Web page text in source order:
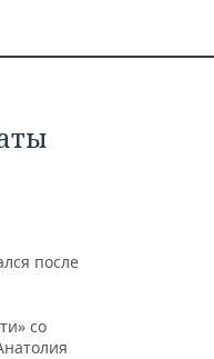
после
со